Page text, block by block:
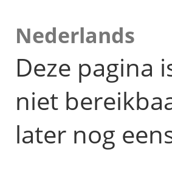
Nederlands
Deze pagina
niet
later nog